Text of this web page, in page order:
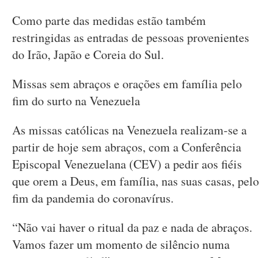
Como parte das medidas estão também
restringidas as entradas de pessoas provenientes
do Irão, Japão e Coreia do Sul.
Missas sem abraços e orações em família pelo
fim do surto na Venezuela
As missas católicas na Venezuela realizam-se a
partir de hoje sem abraços, com a Conferência
Episcopal Venezuelana (CEV) a pedir aos fiéis
que orem a Deus, em família, nas suas casas, pelo
fim da pandemia do coronavírus.
“Não vai haver o ritual da paz e nada de abraços.
Vamos fazer um momento de silêncio numa